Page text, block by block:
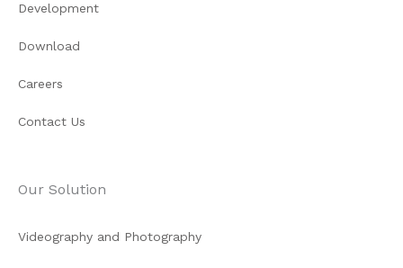
Development
Download
Careers
Contact Us
Our Solution
Videography and Photography